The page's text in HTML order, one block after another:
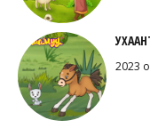
2023